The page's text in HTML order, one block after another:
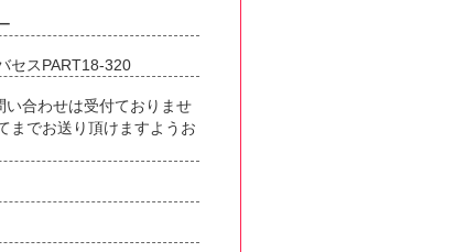
セスPART18-320
合わせは受付ておりませ
までお送り頂けますようお